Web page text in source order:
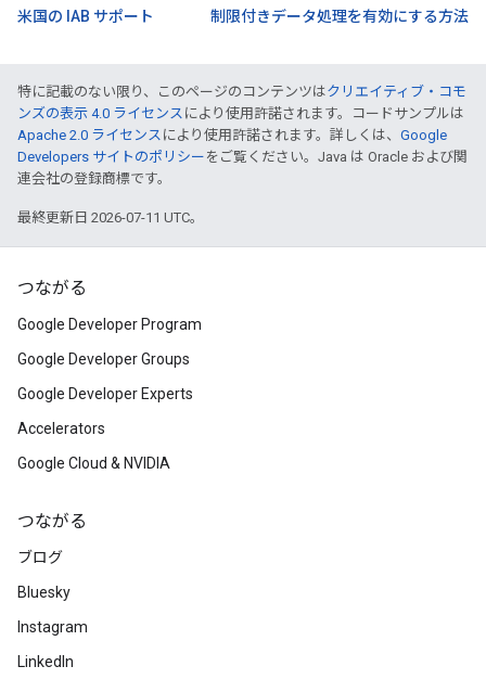
米国の IAB サポート
制限付きデータ処理を有効にする方法
特に記載のない限り、このページのコンテンツはクリエイティブ・コモ
ンズの表示 4.0 ライセンス により使用許諾されます。コードサンプルは
Apache 2.0 ライセンス により使用許諾されます。詳しくは、 Google
Developers サイトのポリシー をご覧ください。Java は Oracle および関
連会社の登録商標です。
最終更新日 2026-07-11 UTC。
つながる
Google Developer Program
Google Developer Groups
Google Developer Experts
Accelerators
Google Cloud & NVIDIA
つながる
ブログ
Bluesky
Instagram
LinkedIn